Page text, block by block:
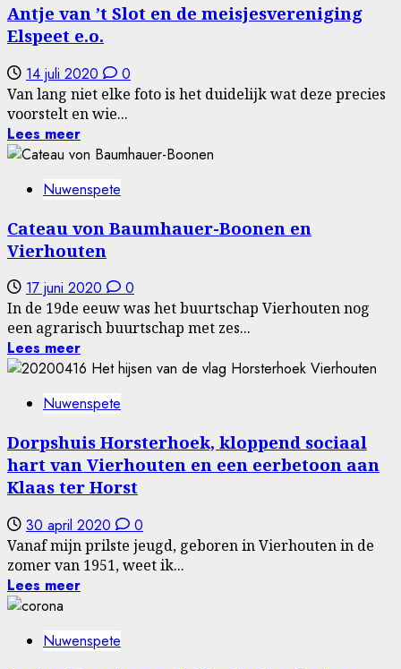
Antje van ’t Slot en de meisjesvereniging
Elspeet e.o.
14 juli 2020 0
Van lang niet elke foto is het duidelijk wat deze precies
voorstelt en wie...
Lees meer
Nuwenspete
Cateau von Baumhauer-Boonen en
Vierhouten
17 juni 2020 0
In de 19de eeuw was het buurtschap Vierhouten nog
een agrarisch buurtschap met zes...
Lees meer
Nuwenspete
Dorpshuis Horsterhoek, kloppend sociaal
hart van Vierhouten en een eerbetoon aan
Klaas ter Horst
30 april 2020 0
Vanaf mijn prilste jeugd, geboren in Vierhouten in de
zomer van 1951, weet ik...
Lees meer
Nuwenspete